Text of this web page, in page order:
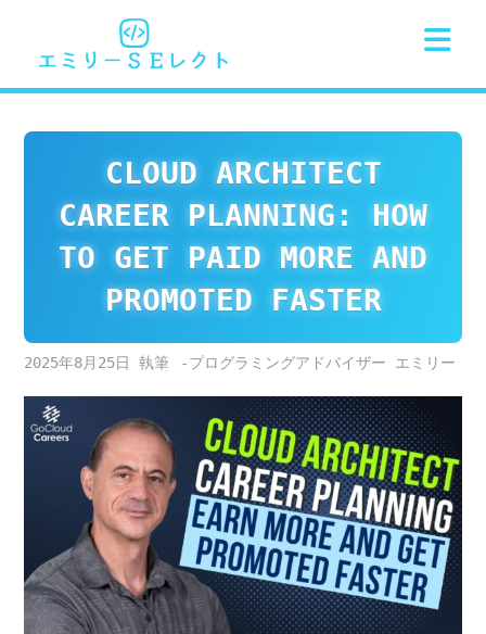
content
CLOUD ARCHITECT
CAREER PLANNING: HOW
TO GET PAID MORE AND
PROMOTED FASTER
2025年8月25日 -プログラミングアドバイザー エミリー